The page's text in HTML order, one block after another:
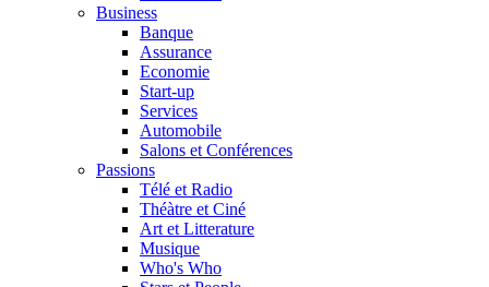
Business
Banque
Assurance
Economie
Start-up
Services
Automobile
Salons et Conférences
Passions
Télé et Radio
Théàtre et Ciné
Art et Litterature
Musique
Who's Who